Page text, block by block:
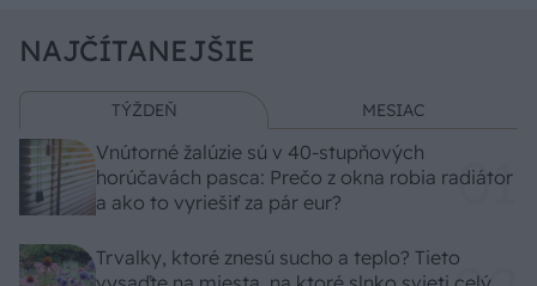
NAJČÍTANEJŠIE
TÝŽDEŇ MESIAC
Vnútorné žalúzie sú v 40-stupňových
horúčavách pasca: Prečo z okna robia radiátor
a ako to vyriešiť za pár eur?
Trvalky, ktoré znesú sucho a teplo? Tieto